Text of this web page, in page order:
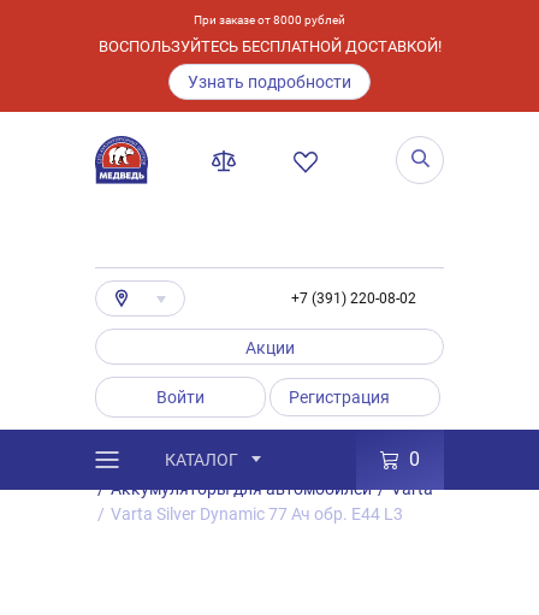
При заказе от 8000 рублей
ВОСПОЛЬЗУЙТЕСЬ БЕСПЛАТНОЙ ДОСТАВКОЙ!
Узнать подробности
+7 (391) 220-08-02
Акции
Войти Регистрация
КАТАЛОГ 0
Каталог / Товары
Аккумуляторы
/ Аккумуляторы для автомобилей / Varta
/ Varta Silver Dynamic 77 Ач обр. E44 L3